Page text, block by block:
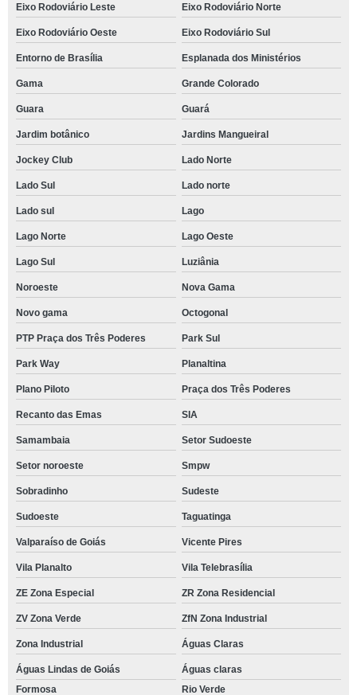
Eixo Rodoviário Leste Eixo Rodoviário Norte
Eixo Rodoviário Oeste Eixo Rodoviário Sul
Entorno de Brasília Esplanada dos Ministérios
Gama Grande Colorado
Guara Guará
Jardim botânico Jardins Mangueiral
Jockey Club Lado Norte
Lado Sul Lado norte
Lado sul Lago
Lago Norte Lago Oeste
Lago Sul Luziânia
Noroeste Nova Gama
Novo gama Octogonal
PTP Praça dos Três Poderes Park Sul
Park Way Planaltina
Plano Piloto Praça dos Três Poderes
Recanto das Emas SIA
Samambaia Setor Sudoeste
Setor noroeste Smpw
Sobradinho Sudeste
Sudoeste Taguatinga
Valparaíso de Goiás Vicente Pires
Vila Planalto Vila Telebrasília
ZE Zona Especial ZR Zona Residencial
ZV Zona Verde ZfN Zona Industrial
Zona Industrial Águas Claras
Águas Lindas de Goiás
Águas claras
Formosa
Rio Verde